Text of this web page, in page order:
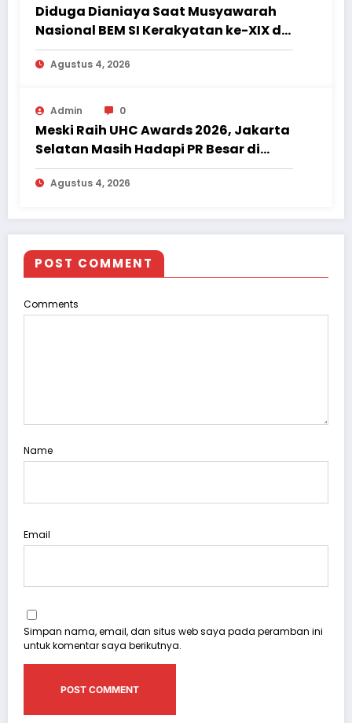
Diduga Dianiaya Saat Musyawarah
Nasional BEM SI Kerakyatan ke-XIX di
Jambi, Delegasi Mahasiswa Alami
LukaAgustus 4, 2026
Admin 0
Meski Raih UHC Awards 2026, Jakarta
Selatan Masih Hadapi PR Besar di
Sektor Kesehatan
Agustus 4, 2026
POST COMMENT
Comments
Name
Email
Simpan nama, email, dan situs web saya pada peramban ini
untuk komentar saya berikutnya.